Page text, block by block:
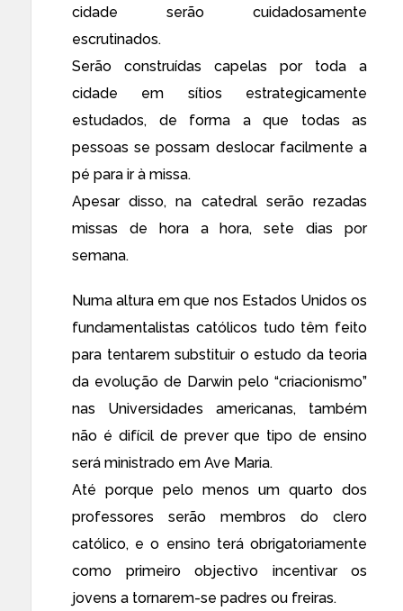
cidade serão cuidadosamente
escrutinados.
Serão construídas capelas por toda a
cidade em sítios estrategicamente
estudados, de forma a que todas as
pessoas se possam deslocar facilmente a
pé para ir à missa.
Apesar disso, na catedral serão rezadas
missas de hora a hora, sete dias por
semana.
Numa altura em que nos Estados Unidos os
fundamentalistas católicos tudo têm feito
para tentarem substituir o estudo da teoria
da evolução de Darwin pelo “criacionismo”
nas Universidades americanas, também
não é difícil de prever que tipo de ensino
será ministrado em Ave Maria.
Até porque pelo menos um quarto dos
professores serão membros do clero
católico, e o ensino terá obrigatoriamente
como primeiro objectivo incentivar os
jovens a tornarem-se padres ou freiras.